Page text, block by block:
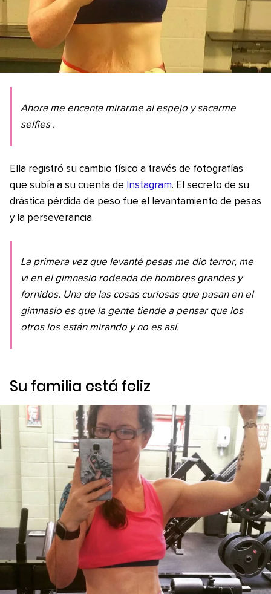
Ahora me encanta mirarme al espejo y sacarme
selfies .
Ella registró su cambio físico a través de fotografías
que subía a su cuenta de Instagram. El secreto de su
drástica pérdida de peso fue el levantamiento de pesas
y la perseverancia.
La primera vez que levanté pesas me dio terror, me
vi en el gimnasio rodeada de hombres grandes y
fornidos. Una de las cosas curiosas que pasan en el
gimnasio es que la gente tiende a pensar que los
otros los están mirando y no es así.
Su familia está feliz